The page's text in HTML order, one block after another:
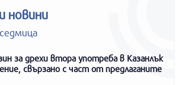
новини
за дрехи втора употреба в Казанлък
свързано с част от предлаганите